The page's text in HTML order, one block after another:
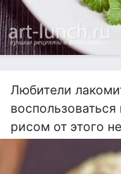
Любители
рисом от этого